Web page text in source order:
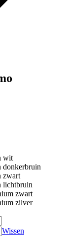
Wissen